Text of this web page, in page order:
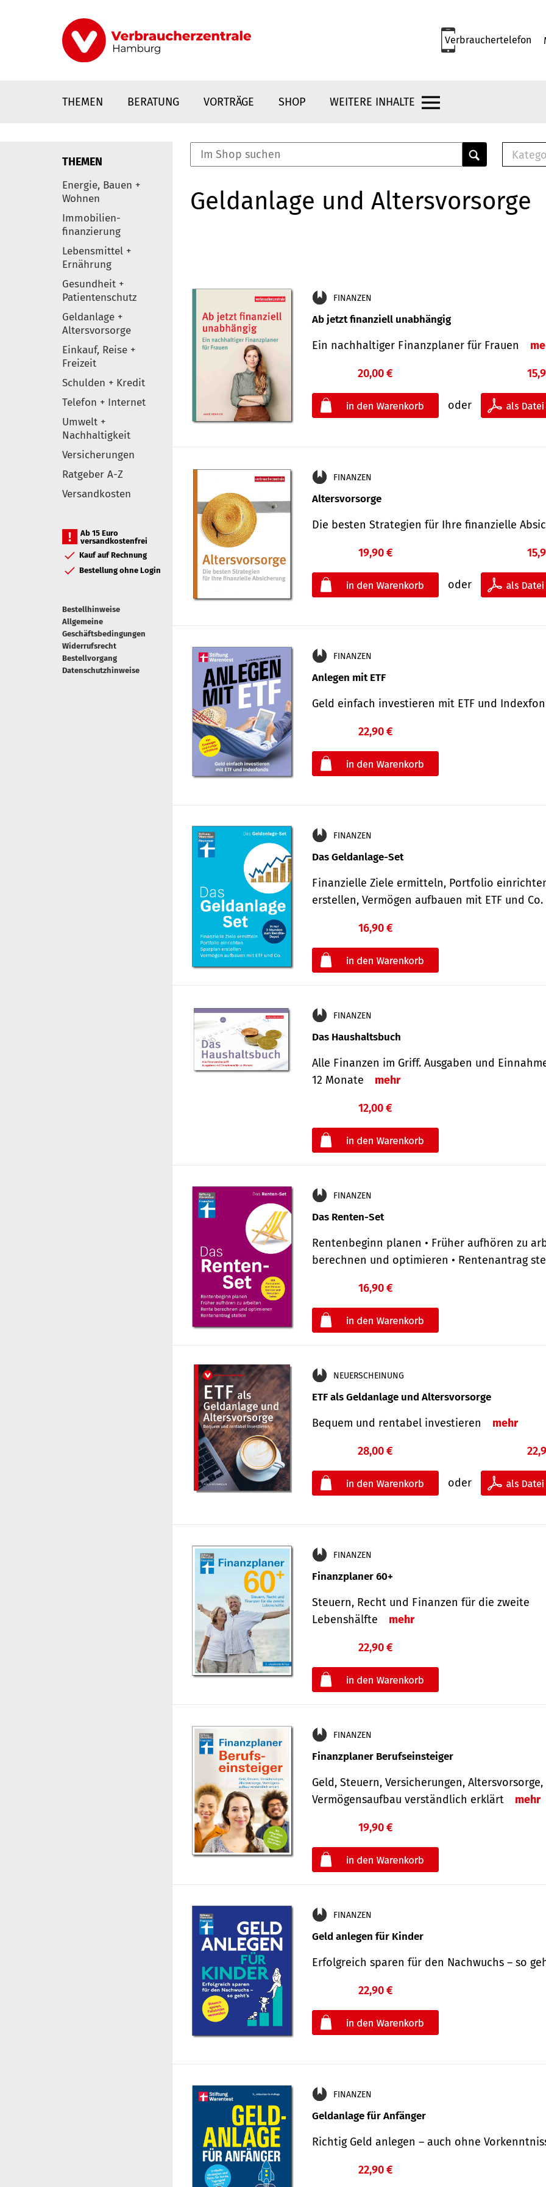
Verbrauchertelefon
THEMEN BERATUNG VORTRÄGE SHOP WEITERE INHALTE
Elemente
THEMEN
Energie, Bauen +
Wohnen
Immobilien-
finanzierung
Lebensmittel +
Ernährung
Gesundheit +
Patientenschutz
Geldanlage +
Altersvorsorge
Einkauf, Reise +
Freizeit
Schulden + Kredit
Telefon + Internet
Umwelt +
Nachhaltigkeit
Versicherungen
Ratgeber A-Z
Versandkosten
Ab 15 Euro
versandkostenfrei
Kauf auf Rechnung
Bestellung ohne Login
Bestellhinweise
Allgemeine
Geschäftsbedingungen
Widerrufsrecht
Bestellvorgang
Datenschutzhinweise
E-
Geldanlage und Altersvorsorge
FINANZEN
Ab jetzt finanziell unabhängig
Ein nachhaltiger Finanzplaner für Frauen
20,00 €
oder
FINANZEN
Altersvorsorge
Die besten Strategien für Ihre finanzielle
19,90 €
oder
FINANZEN
Anlegen mit ETF
Geld einfach investieren mit ETF und
22,90 €
FINANZEN
Das Geldanlage-Set
Finanzielle Ziele ermitteln, Portfolio
erstellen, Vermögen aufbauen mit ETF und
16,90 €
FINANZEN
Das Haushaltsbuch
Alle Finanzen im Griff. Aus­gaben und
12 Monate
mehr
12,00 €
FINANZEN
Das Renten-Set
Rentenbeginn planen • Früher aufhören zu
berechnen und optimieren • Rentenantrag
16,90 €
NEUERSCHEINUNG
ETF als Geldanlage und Altersvorsorge
Bequem und rentabel investieren mehr
28,00 €
oder
FINANZEN
Finanzplaner 60+
Steuern, Recht und Finanzen für die zweite
Lebenshälfte
mehr
22,90 €
FINANZEN
Finanzplaner Berufseinsteiger
Geld, Steuern, Versicherungen, Altersvorsorge,
Vermögensaufbau verständlich erklärt
mehr
19,90 €
FINANZEN
Geld anlegen für Kinder
Erfolgreich sparen für den Nachwuchs – so
22,90 €
FINANZEN
Geldanlage für Anfänger
Richtig Geld anlegen – auch ohne
22,90 €